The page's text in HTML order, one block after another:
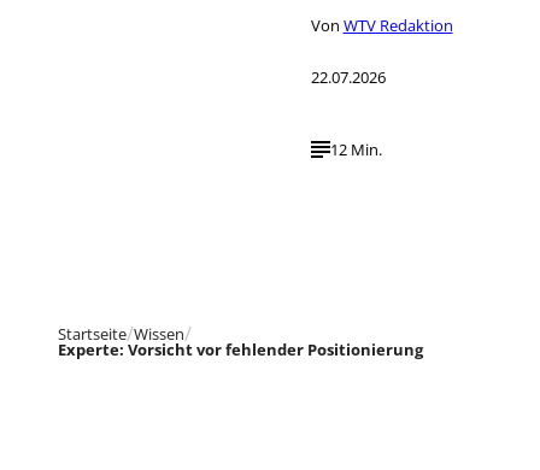
Von WTV Redaktion
22.07.2026
12 Min.
Startseite Wissen
Experte: Vorsicht vor fehlender Positionierung